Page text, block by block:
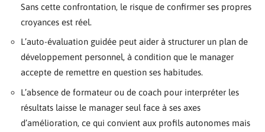
Sans cette confrontation, le risque de confirmer ses propres
croyances est réel.
L’auto-évaluation guidée peut aider à structurer un plan de
développement personnel, à condition que le manager
accepte de remettre en question ses habitudes.
L’absence de formateur ou de coach pour interpréter les
résultats laisse le manager seul face à ses axes
d’amélioration, ce qui convient aux profils autonomes mais